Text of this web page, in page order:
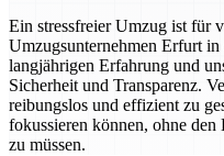
Ein stressfreier Umzug ist für
Umzugsunternehmen Erfurt
langjährigen Erfahrung und
Sicherheit und Transparenz.
reibungslos und effizient zu
fokussieren können, ohne
zu müssen.